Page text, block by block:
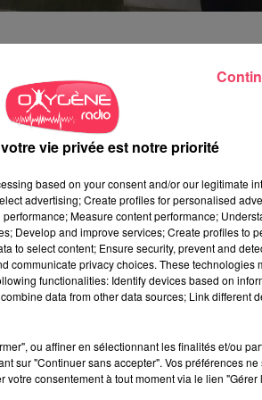
judiciaire n'est sans doute pas la plus
pour les maires du Maine-
et des présidents des tribunaux
- ont pu échanger sur le
les mariages blancs, les véhicules
les atteintes aux élus."On ne maîtrise
ruraux du Maine-et-Loire et maire de
actions et nous aider dans nos pouvoirs
fonctionne et quels sont nos pouvoirs."
vie privée est notre priorité
based on your consent and/or our legitimate
advertising; Create profiles for personalised
Measure content performance;
Develop and improve services; Create profiles to
to select content; Ensure security, prevent and
communicate privacy choices. These technologies
functionalities: Identify devices based on
data from other data sources; Link different
ou affiner en sélectionnant les finalités et/ou
sur "Continuer sans accepter". Vos préférences
votre consentement à tout moment via le lien